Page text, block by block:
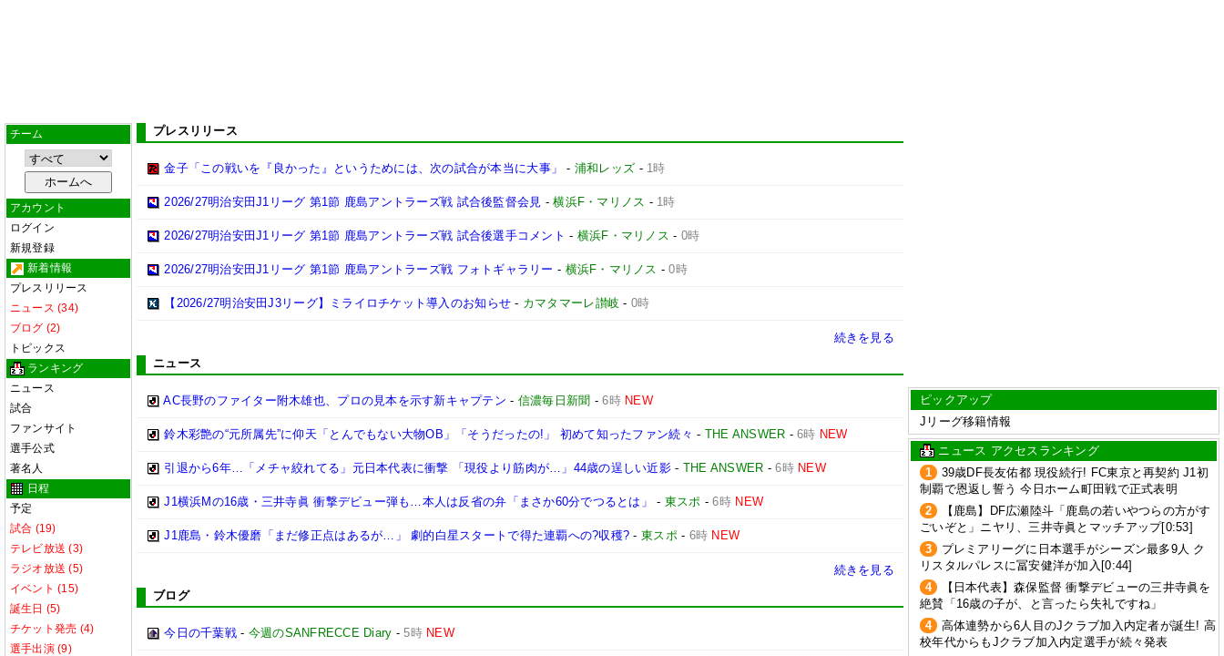
チーム
アカウント
ログイン
新規登録
新着情報
プレスリリース
ニュース (34)
ブログ (2)
トピックス
ランキング
ニュース
試合
ファンサイト
選手公式
著名人
日程
予定
試合 (19)
テレビ放送 (3)
ラジオ放送 (5)
イベント (15)
誕生日 (5)
チケット発売 (4)
選手出演 (9)
プレスリリース
金子「この戦いを『良かった』というためには、次の試合が本当に大事」 - 浦和レッズ - 1時
2026/27明治安田J1リーグ 第1節 鹿島アントラーズ戦 試合後監督会見 -横浜F・マリノス - 1時
2026/27明治安田J1リーグ 第1節 鹿島アントラーズ戦 試合後選手コメント - 横浜F・マリノス - 0時
2026/27明治安田J1リーグ 第1節 鹿島アントラーズ戦 フォトギャラリー - 横浜F・マリノス -0時
【2026/27明治安田J3リーグ】ミライロチケット導入のお知らせ - カマタマーレ讃岐 - 0時
続きを見る
ニュース
AC長野のファイター附木雄也、プロの見本を示す新キャプテン - 信濃毎日新聞 -6時 NEW
鈴木彩艶の“元所属先”に仰天「とんでもない大物OB」「そうだったの!」 初めて知ったファン続々 - THE ANSWER -6時 NEW
引退から6年…「メチャ絞れてる」元日本代表に衝撃 「現役より筋肉が…」44歳の逞しい近影 - THE ANSWER -6時 NEW
J1横浜Mの16歳・三井寺眞 衝撃デビュー弾も…本人は反省の弁「まさか60分でつるとは」 - 東スポ -6時 NEW
J1鹿島・鈴木優磨「まだ修正点はあるが…」 劇的白星スタートで得た連覇への?収穫? -東スポ- 6時 NEW
続きを見る
ブログ
今日の千葉戦- 今週のSANFRECCE Diary -5時 NEW
ピックアップ
Jリーグ移籍情報
ニュース アクセスランキング
1
39歳DF長友佑都 現役続行! FC東京と再契約 J1初
制覇で恩返し誓う 今日ホーム町田戦で正式表明
2
【鹿島】DF広瀬陸斗「鹿島の若いやつらの方がす
ごいぞと」ニヤリ、三井寺眞とマッチアップ[0:53]
3
プレミアリーグに日本選手がシーズン最多9人 ク
リスタルパレスに冨安健洋が加入[0:44]
4
【日本代表】森保監督 衝撃デビューの三井寺眞を
絶賛「16歳の子が、と言ったら失礼ですね」
4
高体連勢から6人目のJクラブ加入内定者が誕生! 高
校年代からもJクラブ加入内定選手が続々発表